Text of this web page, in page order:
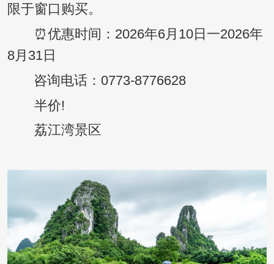
限于窗口购买。
⏰优惠时间：2026年6月10日一2026年
8月31日
咨询电话：0773-8776628
半价!
荔江湾景区